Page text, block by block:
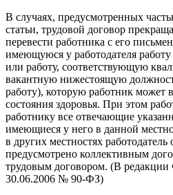
В случаях, предусмотренных
статьи, трудовой договор
перевести работника с его
имеющуюся у работодателя
или работу, соответствующую
вакантную нижестоящую
работу), которую работник может
состояния здоровья. При этом
работнику все отвечающие
имеющиеся у него в данной
в других местностях работодатель
предусмотрено коллективным
трудовым договором. (В редакции
30.06.2006 № 90-ФЗ)